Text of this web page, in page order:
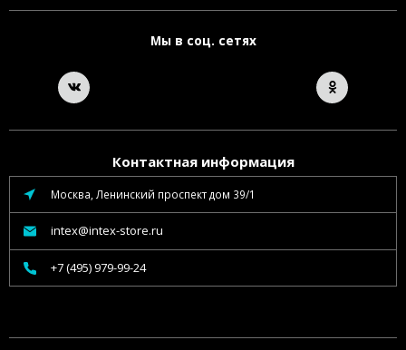
Мы в соц. сетях
Контактная информация
Москва, Ленинский проспект дом 39/1
intex@intex-store.ru
+7 (495) 979-99-24